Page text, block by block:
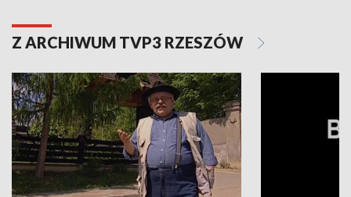
Z ARCHIWUM TVP3 RZESZÓW